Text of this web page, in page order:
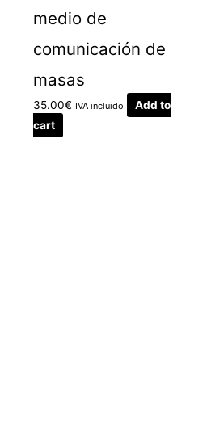
medio de
comunicación de
masas
35.00€ IVA incluido
Add to
cart